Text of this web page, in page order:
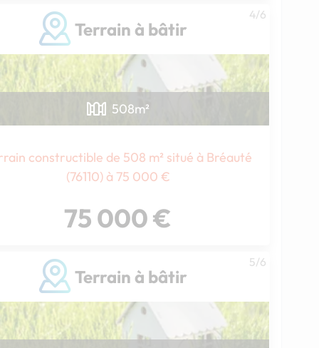
Terrain à bâtir
4/6
508m²
constructible de 508 m² situé à Bréauté
(76110) à 75 000 €
75 000 €
Terrain à bâtir
5/6